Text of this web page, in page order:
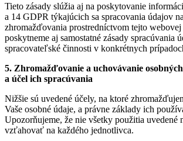
Tieto zásady slúžia aj na poskytovanie
a 14 GDPR týkajúcich sa spracovania údajov
zhromažďovania prostredníctvom tejto
poskytneme aj samostatné zásady spracúvania
spracovateľské činnosti v konkrétnych
5. Zhromažďovanie a uchovávanie
a účel ich spracúvania
Nižšie sú uvedené účely, na ktoré
Vaše osobné údaje, a právne základy ich
Upozorňujeme, že nie všetky použitia uvedené
vzťahovať na každého jednotlivca.